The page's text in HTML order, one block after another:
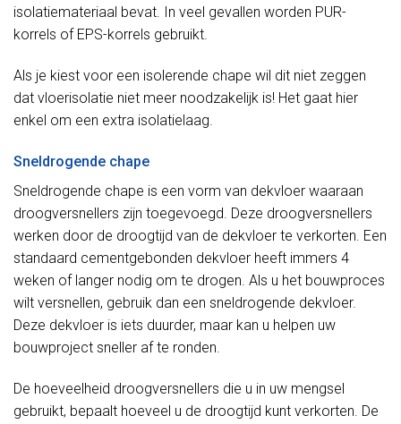
isolatiemateriaal bevat. In veel gevallen worden PUR-
korrels of EPS-korrels gebruikt.
Als je kiest voor een isolerende chape wil dit niet zeggen
dat vloerisolatie niet meer noodzakelijk is! Het gaat hier
enkel om een extra isolatielaag.
Sneldrogende chape
Sneldrogende chape is een vorm van dekvloer waaraan
droogversnellers zijn toegevoegd. Deze droogversnellers
werken door de droogtijd van de dekvloer te verkorten. Een
standaard cementgebonden dekvloer heeft immers 4
weken of langer nodig om te drogen. Als u het bouwproces
wilt versnellen, gebruik dan een sneldrogende dekvloer.
Deze dekvloer is iets duurder, maar kan u helpen uw
bouwproject sneller af te ronden.
De hoeveelheid droogversnellers die u in uw mengsel
gebruikt, bepaalt hoeveel u de droogtijd kunt verkorten. De